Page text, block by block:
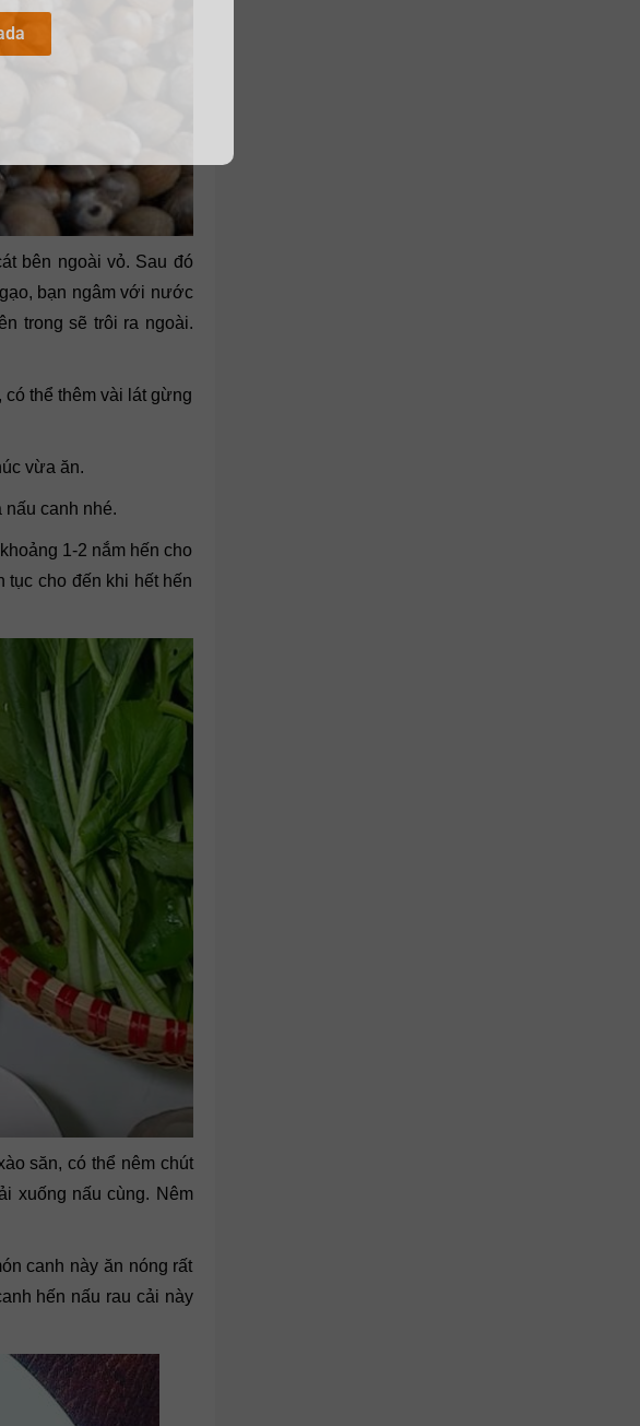
bên ngoài vỏ. Sau đó
bạn ngâm với nước
trong sẽ trôi ra ngoài.
thể thêm vài lát gừng
vừa ăn.
canh nhé.
1-2 nắm hến cho
tục cho đến khi hết hến
săn, có thể nêm chút
xuống nấu cùng. Nêm
canh này ăn nóng rất
hến nấu rau cải này